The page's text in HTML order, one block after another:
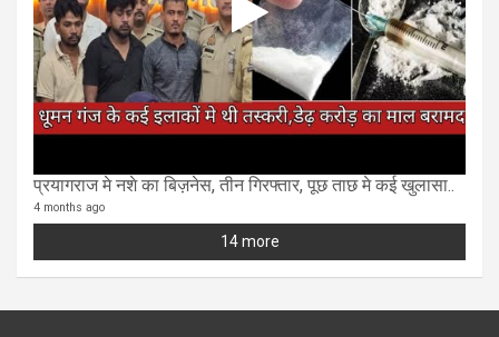
प्रयागराज मे नशे का बिज़नेस, तीन गिरफ्तार, पूछ ताछ मे कई खुलासा..
4 months ago
14 more